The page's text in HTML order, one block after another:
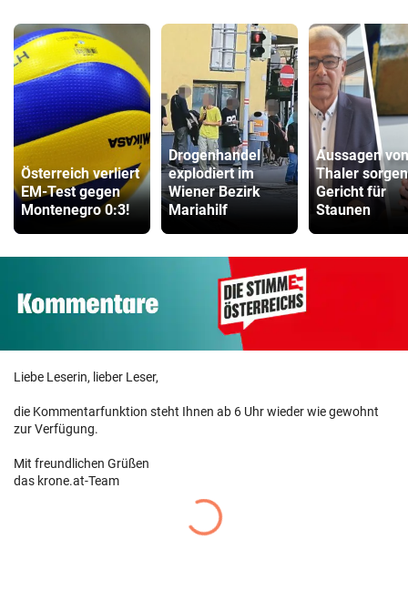
Österreich verliert
EM-Test gegen
Montenegro 0:3!
Drogenhandel
explodiert im
Wiener Bezirk
Mariahilf
Aussagen von
Thaler
Gericht für
Staunen
Liebe Leserin, lieber Leser,
die Kommentarfunktion steht Ihnen ab 6 Uhr wieder wie gewohnt
zur Verfügung.
Mit freundlichen Grüßen
das krone.at-Team